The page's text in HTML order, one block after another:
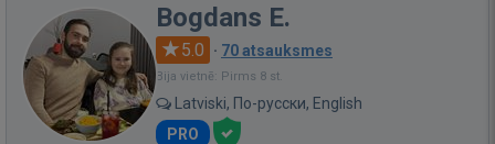
Bogdans E.
5.0 · 70 atsauksmes
Bija vietnē: Pirms 8 st.
Latviski, По-русски, English
PRO